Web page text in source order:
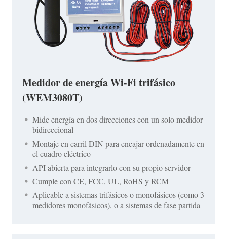
Medidor de energía Wi-Fi trifásico
(WEM3080T)
Mide energía en dos direcciones con un solo medidor
bidireccional
Montaje en carril DIN para encajar ordenadamente en
el cuadro eléctrico
API abierta para integrarlo con su propio servidor
Cumple con CE, FCC, UL, RoHS y RCM
Aplicable a sistemas trifásicos o monofásicos (como 3
medidores monofásicos), o a sistemas de fase partida